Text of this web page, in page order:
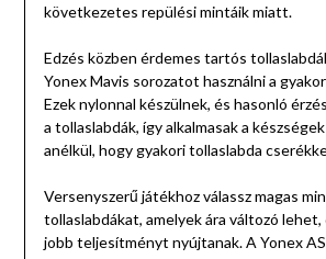
következetes repülési mintáik miatt.
Edzés közben érdemes tartós
Yonex Mavis sorozatot használni a
Ezek nylonnal készülnek, és hasonló
a tollaslabdák, így alkalmasak a
anélkül, hogy gyakori tollaslabda
Versenyszerű játékhoz válassz magas
tollaslabdákat, amelyek ára változó lehet,
jobb teljesítményt nyújtanak. A Yonex